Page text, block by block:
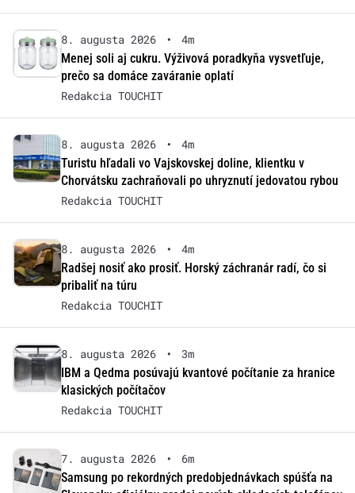
8. augusta 2026 •
4m
Menej soli aj cukru. Výživová poradkyňa vysvetľuje,
prečo sa domáce zaváranie oplatí
Redakcia TOUCHIT
8. augusta 2026 •
4m
Turistu hľadali vo Vajskovskej doline, klientku v
Chorvátsku zachraňovali po uhryznutí jedovatou rybou
Redakcia TOUCHIT
8. augusta 2026 •
4m
Radšej nosiť ako prosiť. Horský záchranár radí, čo si
pribaliť na túru
Redakcia TOUCHIT
8. augusta 2026 •
3m
IBM a Qedma posúvajú kvantové počítanie za hranice
klasických počítačov
Redakcia TOUCHIT
7. augusta 2026 •
6m
Samsung po rekordných predobjednávkach spúšťa na